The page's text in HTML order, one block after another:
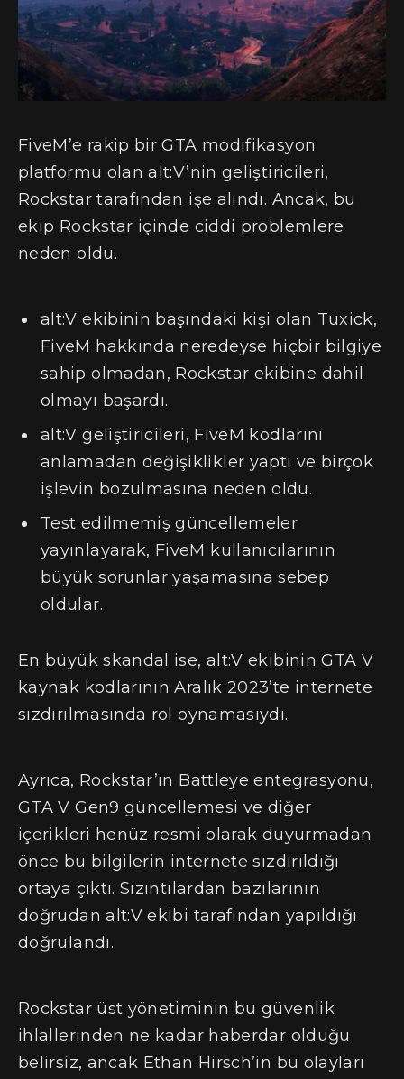
FiveM’e rakip bir GTA modifikasyon
platformu olan alt:V’nin geliştiricileri,
Rockstar tarafından işe alındı. Ancak, bu
ekip Rockstar içinde ciddi problemlere
neden oldu.
alt:V ekibinin başındaki kişi olan Tuxick,
FiveM hakkında neredeyse hiçbir bilgiye
sahip olmadan, Rockstar ekibine dahil
olmayı başardı.
alt:V geliştiricileri, FiveM kodlarını
anlamadan değişiklikler yaptı ve birçok
işlevin bozulmasına neden oldu.
Test edilmemiş güncellemeler
yayınlayarak, FiveM kullanıcılarının
büyük sorunlar yaşamasına sebep
oldular.
En büyük skandal ise, alt:V ekibinin GTA V
kaynak kodlarının Aralık 2023’te internete
sızdırılmasında rol oynamasıydı.
Ayrıca, Rockstar’ın Battleye entegrasyonu,
GTA V Gen9 güncellemesi ve diğer
içerikleri henüz resmi olarak duyurmadan
önce bu bilgilerin internete sızdırıldığı
ortaya çıktı. Sızıntılardan bazılarının
doğrudan alt:V ekibi tarafından yapıldığı
doğrulandı.
Rockstar üst yönetiminin bu güvenlik
ihlallerinden ne kadar haberdar olduğu
belirsiz, ancak Ethan Hirsch’in bu olayları